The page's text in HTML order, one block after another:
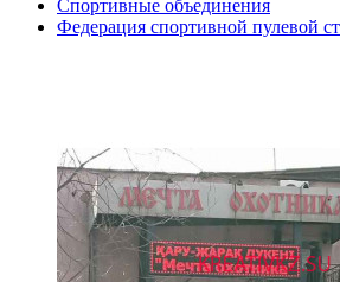
Спортивные объединения
Федерация спортивной пулевой